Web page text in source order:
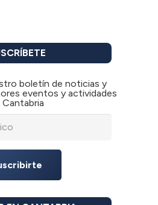
boletín de noticias y
eventos y actividades
Cantabria